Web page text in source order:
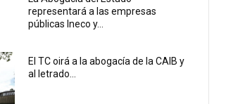
representará a las empresas
públicas Ineco y...
El TC oirá a la abogacía de la CAIB y
al letrado...